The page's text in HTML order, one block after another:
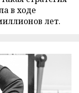
в ходе
лет.